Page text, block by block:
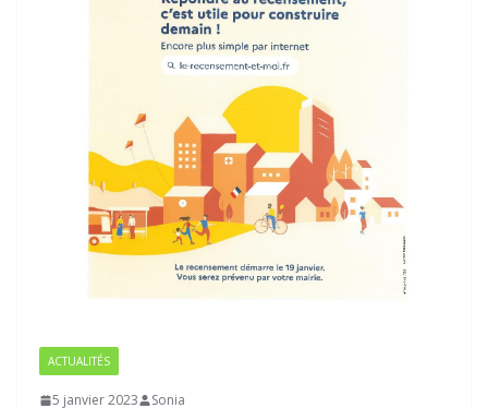
ACTUALITÉS
5 janvier 2023 Sonia